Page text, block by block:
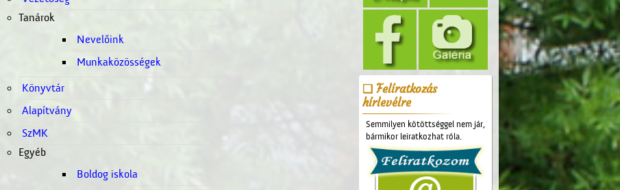
Tanárok
Nevelőink
Munkaközösségek
Könyvtár
Alapítvány
SzMK
Egyéb
Boldog iskola
Felíratkozás
hírlevélre
Semmilyen kötöttséggel nem jár,
bármikor leiratkozhat róla.